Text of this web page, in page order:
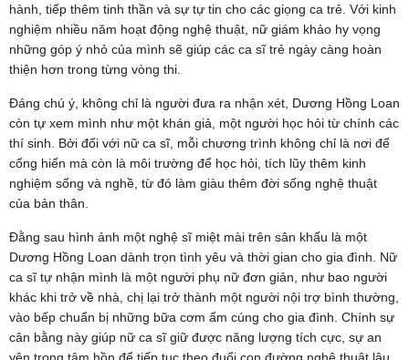
hành, tiếp thêm tinh thần và sự tự tin cho các giọng ca trẻ. Với kinh
nghiệm nhiều năm hoạt động nghệ thuật, nữ giám khảo hy vọng
những góp ý nhỏ của mình sẽ giúp các ca sĩ trẻ ngày càng hoàn
thiện hơn trong từng vòng thi.
Đáng chú ý, không chỉ là người đưa ra nhận xét, Dương Hồng Loan
còn tự xem mình như một khán giả, một người học hỏi từ chính các
thí sinh. Bởi đối với nữ ca sĩ, mỗi chương trình không chỉ là nơi để
cống hiến mà còn là môi trường để học hỏi, tích lũy thêm kinh
nghiệm sống và nghề, từ đó làm giàu thêm đời sống nghệ thuật
của bản thân.
Đằng sau hình ảnh một nghệ sĩ miệt mài trên sân khấu là một
Dương Hồng Loan dành trọn tình yêu và thời gian cho gia đình. Nữ
ca sĩ tự nhận mình là một người phụ nữ đơn giản, như bao người
khác khi trở về nhà, chị lại trở thành một người nội trợ bình thường,
vào bếp chuẩn bị những bữa cơm ấm cúng cho gia đình. Chính sự
cân bằng này giúp nữ ca sĩ giữ được năng lượng tích cực, sự an